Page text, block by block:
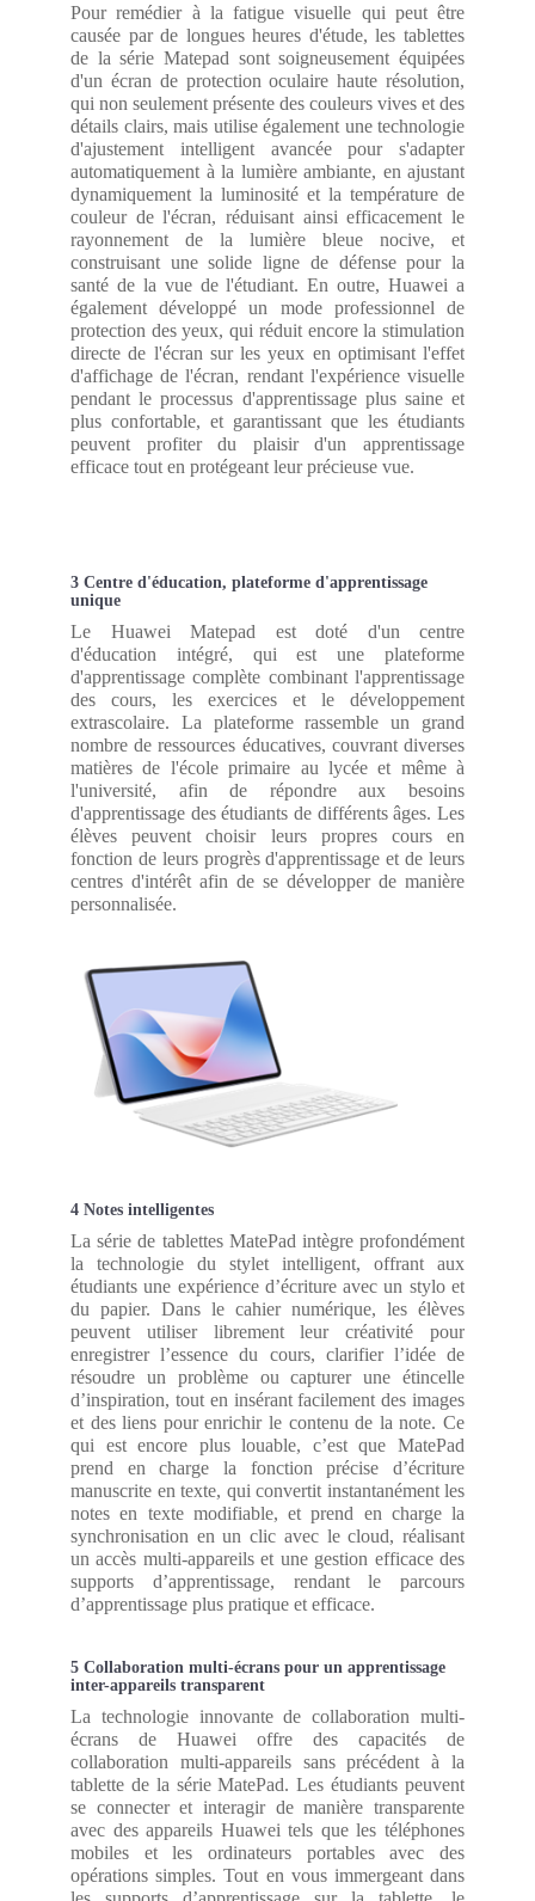
Pour remédier à la fatigue visuelle qui peut être
causée par de longues heures d'étude, les tablettes
de la série Matepad sont soigneusement équipées
d'un écran de protection oculaire haute résolution,
qui non seulement présente des couleurs vives et des
détails clairs, mais utilise également une technologie
d'ajustement intelligent avancée pour s'adapter
automatiquement à la lumière ambiante, en ajustant
dynamiquement la luminosité et la température de
couleur de l'écran, réduisant ainsi efficacement le
rayonnement de la lumière bleue nocive, et
construisant une solide ligne de défense pour la
santé de la vue de l'étudiant. En outre, Huawei a
également développé un mode professionnel de
protection des yeux, qui réduit encore la stimulation
directe de l'écran sur les yeux en optimisant l'effet
d'affichage de l'écran, rendant l'expérience visuelle
pendant le processus d'apprentissage plus saine et
plus confortable, et garantissant que les étudiants
peuvent profiter du plaisir d'un apprentissage
efficace tout en protégeant leur précieuse vue.
3 Centre d'éducation, plateforme d'apprentissage
unique
Le Huawei Matepad est doté d'un centre
d'éducation intégré, qui est une plateforme
d'apprentissage complète combinant l'apprentissage
des cours, les exercices et le développement
extrascolaire. La plateforme rassemble un grand
nombre de ressources éducatives, couvrant diverses
matières de l'école primaire au lycée et même à
l'université, afin de répondre aux besoins
d'apprentissage des étudiants de différents âges. Les
élèves peuvent choisir leurs propres cours en
fonction de leurs progrès d'apprentissage et de leurs
centres d'intérêt afin de se développer de manière
personnalisée.
4 Notes intelligentes
La série de tablettes MatePad intègre profondément
la technologie du stylet intelligent, offrant aux
étudiants une expérience d’écriture avec un stylo et
du papier. Dans le cahier numérique, les élèves
peuvent utiliser librement leur créativité pour
enregistrer l’essence du cours, clarifier l’idée de
résoudre un problème ou capturer une étincelle
d’inspiration, tout en insérant facilement des images
et des liens pour enrichir le contenu de la note. Ce
qui est encore plus louable, c’est que MatePad
prend en charge la fonction précise d’écriture
manuscrite en texte, qui convertit instantanément les
notes en texte modifiable, et prend en charge la
synchronisation en un clic avec le cloud, réalisant
un accès multi-appareils et une gestion efficace des
supports d’apprentissage, rendant le parcours
d’apprentissage plus pratique et efficace.
5 Collaboration multi-écrans pour un apprentissage
inter-appareils transparent
La technologie innovante de collaboration multi-
écrans de Huawei offre des capacités de
collaboration multi-appareils sans précédent à la
tablette de la série MatePad. Les étudiants peuvent
se connecter et interagir de manière transparente
avec des appareils Huawei tels que les téléphones
mobiles et les ordinateurs portables avec des
opérations simples. Tout en vous immergeant dans